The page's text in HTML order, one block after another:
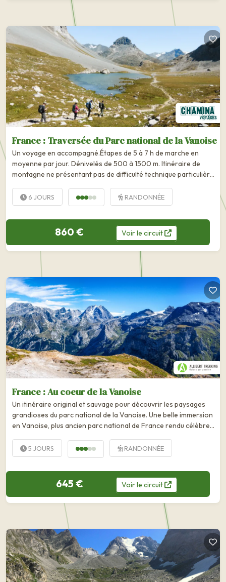
France : Traversée du Parc national de la Vanoise
Un voyage en accompagné.Étapes de 5 à 7 h de marche en
moyenne par jour. Dénivelés de 500 à 1500 m. Itinéraire de
montagne ne présentant pas de difficulté technique particulière,
6 JOURS RANDONNÉE
860 € Voirle circuit
France : Au coeur de la Vanoise
Un itinéraire original et sauvage pour découvrir les paysages
grandioses du parc national de la Vanoise. Une belle immersion
en Vanoise, plus ancien parc national de France rendu célèbre
5 JOURS RANDONNÉE
645 € Voirle circuit